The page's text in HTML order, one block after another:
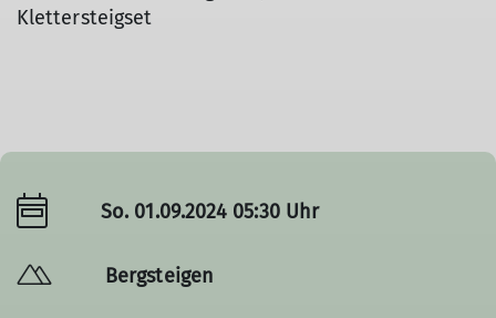
Klettersteigset
So. 01.09.2024 05:30 Uhr
Bergsteigen